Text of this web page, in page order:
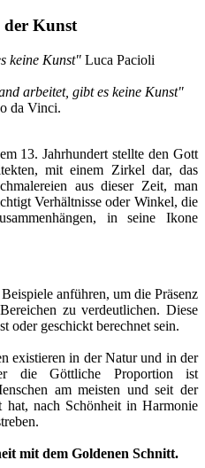
der Kunst
keine Kunst" Luca Pacioli
arbeitet, gibt es keine Kunst"
da Vinci.
13. Jahrhundert stellte den Gott
mit einem Zirkel dar, das
aus dieser Zeit, man
Verhältnisse oder Winkel, die
in seine Ikone
anführen, um die Präsenz
zu verdeutlichen. Diese
oder geschickt berechnet sein.
existieren in der Natur und in der
die Göttliche Proportion ist
am meisten und seit der
hat, nach Schönheit in Harmonie
mit dem Goldenen Schnitt.